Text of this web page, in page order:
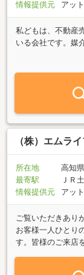
情報提供元
アッ
私どもは、不動産
いる会社です。媒
るだけの仕事では
お客様に合った情
世話などお引渡し
の知りたい情報は
して調査して、欠
隠さず正直にご説
やアドバイス・ご
戚・親・兄弟』
取り組んでいます
お気軽に、ご相談
（株）エムラ
所在地
高知
最寄駅
ＪＲ
情報提供元
アッ
ご覧いただきあり
お客様一人ひとり
す。皆様のご来店